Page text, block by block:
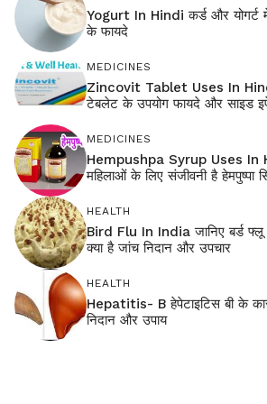
Yogurt In Hindi कर्ड और योगर्ट
के फायदे
MEDICINES
Zincovit Tablet Uses In
टेबलेट के उपयोग फायदे और साइड
MEDICINES
Hempushpa Syrup Uses In
महिलाओं के लिए संजीवनी है हेमपुष्पा
HEALTH
Bird Flu In India जानिए बर्ड फ्लू
क्या है जांच निदान और उपचार
HEALTH
Hepatitis- B हेपेटाइटिस बी के
निदान और उपाय